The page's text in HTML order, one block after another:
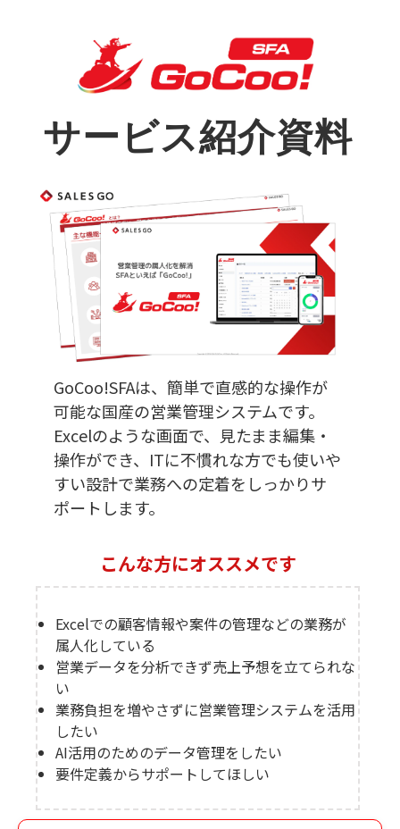
サービス紹介資料
GoCoo!SFAは、簡単で直感的な操作が
可能な国産の営業管理システムです。
Excelのような画面で、見たまま編集・
操作ができ、ITに不慣れな方でも使いや
すい設計で業務への定着をしっかりサ
ポートします。
こんな方にオススメです
Excelでの顧客情報や案件の管理などの業務が
属人化している
営業データを分析できず売上予想を立てられな
い
業務負担を増やさずに営業管理システムを活用
したい
AI活用のためのデータ管理をしたい
要件定義からサポートしてほしい